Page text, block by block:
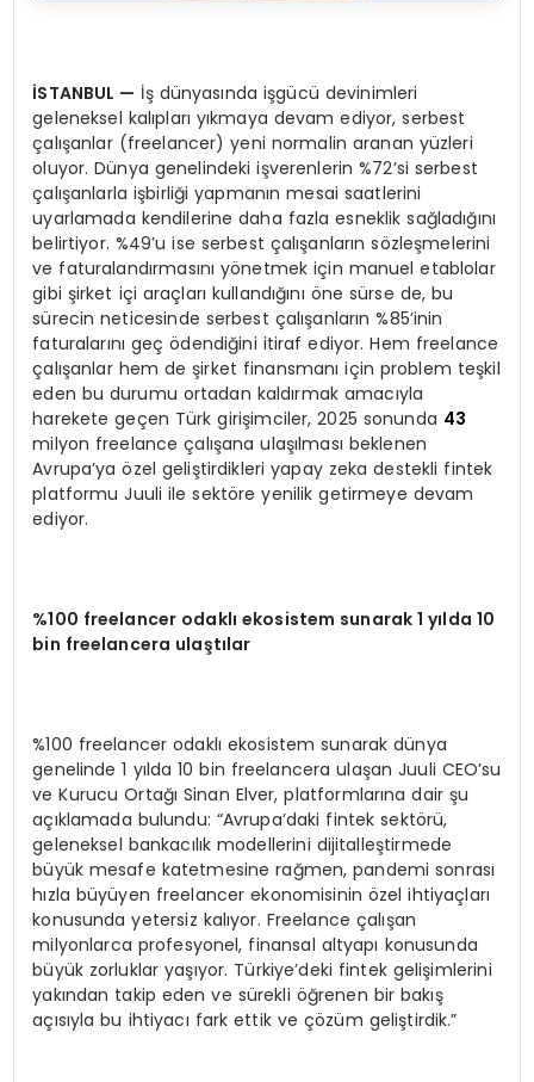
İSTANBUL — İş dünyasında işgücü devinimleri
geleneksel kalıpları yıkmaya devam ediyor, serbest
çalışanlar (freelancer) yeni normalin aranan yüzleri
oluyor. Dünya genelindeki işverenlerin %72’si serbest
çalışanlarla işbirliği yapmanın mesai saatlerini
uyarlamada kendilerine daha fazla esneklik sağladığını
belirtiyor. %49’u ise serbest çalışanların sözleşmelerini
ve faturalandırmasını yönetmek için manuel etablolar
gibi şirket içi araçları kullandığını öne sürse de, bu
sürecin neticesinde serbest çalışanların %85’inin
faturalarını geç ödendiğini itiraf ediyor. Hem freelance
çalışanlar hem de şirket finansmanı için problem teşkil
eden bu durumu ortadan kaldırmak amacıyla
harekete geçen Türk girişimciler, 2025 sonunda 43
milyon freelance çalışana ulaşılması beklenen
Avrupa’ya özel geliştirdikleri yapay zeka destekli fintek
platformu Juuli ile sektöre yenilik getirmeye devam
ediyor.
%100 freelancer odaklı ekosistem sunarak 1 yılda 10
bin freelancera ulaştılar
%100 freelancer odaklı ekosistem sunarak dünya
genelinde 1 yılda 10 bin freelancera ulaşan Juuli CEO’su
ve Kurucu Ortağı Sinan Elver, platformlarına dair şu
açıklamada bulundu: “Avrupa’daki fintek sektörü,
geleneksel bankacılık modellerini dijitalleştirmede
büyük mesafe katetmesine rağmen, pandemi sonrası
hızla büyüyen freelancer ekonomisinin özel ihtiyaçları
konusunda yetersiz kalıyor. Freelance çalışan
milyonlarca profesyonel, finansal altyapı konusunda
büyük zorluklar yaşıyor. Türkiye’deki fintek gelişimlerini
yakından takip eden ve sürekli öğrenen bir bakış
açısıyla bu ihtiyacı fark ettik ve çözüm geliştirdik.”